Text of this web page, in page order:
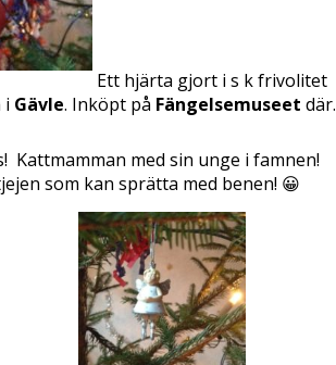
Ett hjärta gjort i s k frivolitet
i Gävle. Inköpt på Fängelsemuseet där.
Kattmamman med sin unge i famnen!
som kan sprätta med benen! 😀